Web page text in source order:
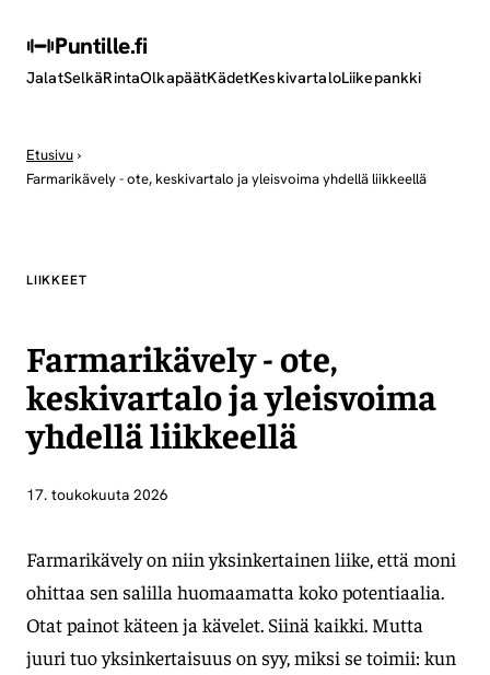
Puntille.fi
JalatSelkäRintaOlkapäätKädetKeskivartaloLiikepankki
Etusivu ›
Farmarikävely - ote, keskivartalo ja yleisvoima yhdellä liikkeellä
LIIKKEET
Farmarikävely - ote,
keskivartalo ja yleisvoima
yhdellä liikkeellä
17. toukokuuta 2026
Farmarikävely on niin yksinkertainen liike, että moni
ohittaa sen salilla huomaamatta koko potentiaalia.
Otat painot käteen ja kävelet. Siinä kaikki. Mutta
juuri tuo yksinkertaisuus on syy, miksi se toimii: kun